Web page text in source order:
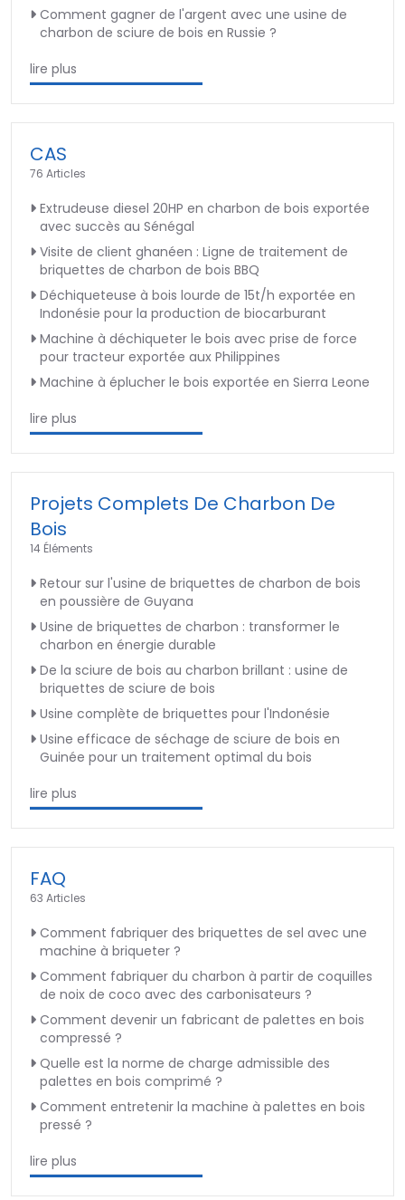
Comment gagner de l'argent avec une usine de
charbon de sciure de bois en Russie ?
lire plus
CAS
76 Articles
Extrudeuse diesel 20HP en charbon de bois exportée
avec succès au Sénégal
Visite de client ghanéen : Ligne de traitement de
briquettes de charbon de bois BBQ
Déchiqueteuse à bois lourde de 15t/h exportée en
Indonésie pour la production de biocarburant
Machine à déchiqueter le bois avec prise de force
pour tracteur exportée aux Philippines
Machine à éplucher le bois exportée en Sierra Leone
lire plus
Projets Complets De Charbon De
Bois
14 Éléments
Retour sur l'usine de briquettes de charbon de bois
en poussière de Guyana
Usine de briquettes de charbon : transformer le
charbon en énergie durable
De la sciure de bois au charbon brillant : usine de
briquettes de sciure de bois
Usine complète de briquettes pour l'Indonésie
Usine efficace de séchage de sciure de bois en
Guinée pour un traitement optimal du bois
lire plus
FAQ
63 Articles
Comment fabriquer des briquettes de sel avec une
machine à briqueter ?
Comment fabriquer du charbon à partir de coquilles
de noix de coco avec des carbonisateurs ?
Comment devenir un fabricant de palettes en bois
compressé ?
Quelle est la norme de charge admissible des
palettes en bois comprimé ?
Comment entretenir la machine à palettes en bois
pressé ?
lire plus